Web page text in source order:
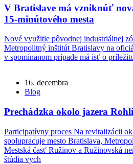
V Bratislave má vzniknúť
15-minútového mesta
Nové využitie pôvodnej industriálnej
Metropolitný inštitút Bratislavy na
v spomínanom prípade má ísť o
16. decembra
Blog
Prechádzka okolo jazera
Participatívny proces Na revitalizácii
spolupracuje mesto Bratislava,
Mestská časť Ružinov a Ružinovská
štúdia vych